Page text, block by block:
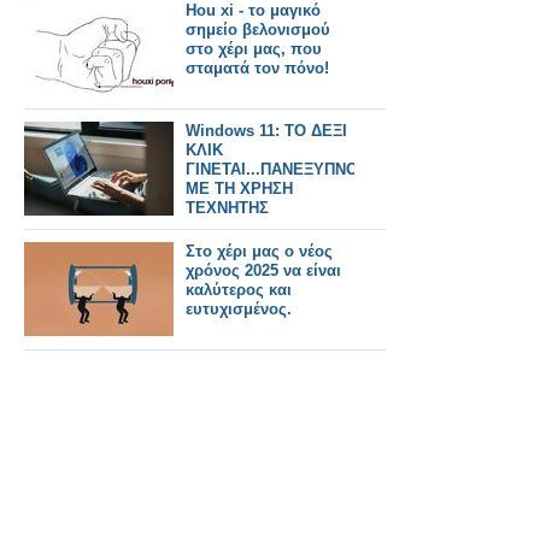
Hou xi - το μαγικό
σημείο βελονισμού
στο χέρι μας, που
σταματά τον πόνο!
Windows 11: ΤΟ ΔΕΞΙ
ΚΛΙΚ
ΓΙΝΕΤΑΙ...ΠΑΝΕΞΥΠΝΟ
ΜΕ ΤΗ ΧΡΗΣΗ
ΤΕΧΝΗΤΗΣ
ΝΟΗΜΟΣΥΝΗΣ
Στο χέρι μας ο νέος
χρόνος 2025 να είναι
καλύτερος και
ευτυχισμένος.